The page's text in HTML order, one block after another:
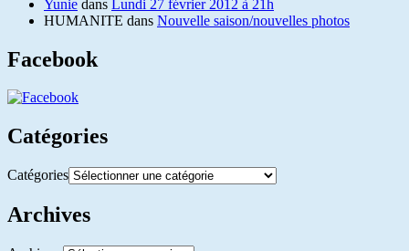
Yunie dans Lundi 27 février 2012 à 21h
HUMANITE dans Nouvelle saison/nouvelles photos
Facebook
Catégories
Catégories
Archives